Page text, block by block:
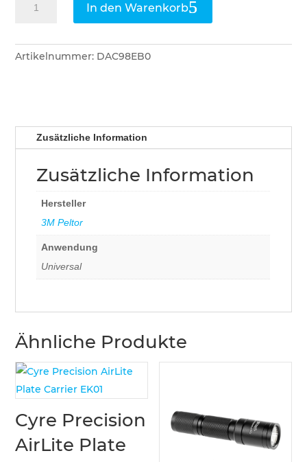
Peltor
X5A
Kit
In den Warenkorb
Artikelnummer: DAC98EB0
Zusätzliche Information
Zusätzliche Information
Hersteller
3M Peltor
Anwendung
Universal
Ähnliche Produkte
Cyre Precision
AirLite Plate